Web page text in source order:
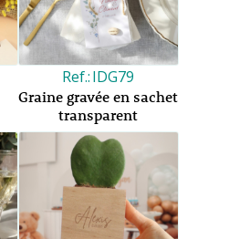
IDG79
Graine gravée en sachet
transparent